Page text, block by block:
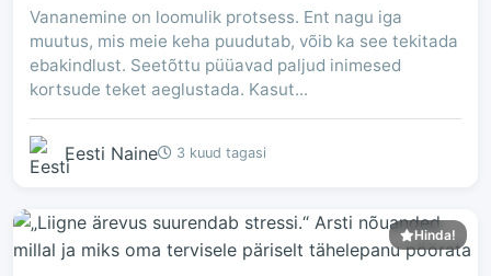
Vananemine on loomulik protsess. Ent nagu iga
muutus, mis meie keha puudutab, võib ka see tekitada
ebakindlust. Seetõttu püüavad paljud inimesed
kortsude teket aeglustada. Kasut...
Eesti Naine 3 kuud tagasi
Hinda!